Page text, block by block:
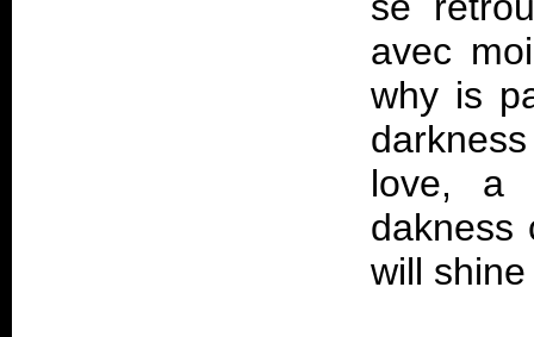
avec
why is
love, a
dakness
will